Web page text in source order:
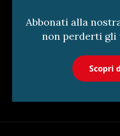
Abbonati alla
non perderti
Scopri